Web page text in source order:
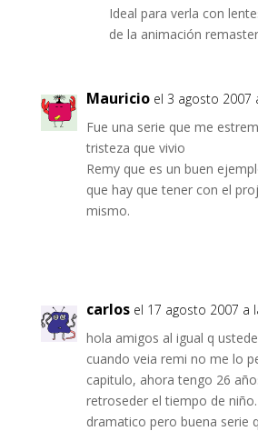
Ideal para verla con
de la animación
Mauricio el 3 agosto 2007
Fue una serie que me
tristeza que vivio
Remy que es un buen
que hay que tener con el
mismo.
carlos el 17 agosto 2007 a
hola amigos al igual q
cuando veia remi no me lo
capitulo, ahora tengo 26
retroseder el tiempo de
dramatico pero buena serie